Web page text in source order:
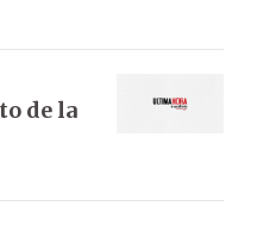
de la